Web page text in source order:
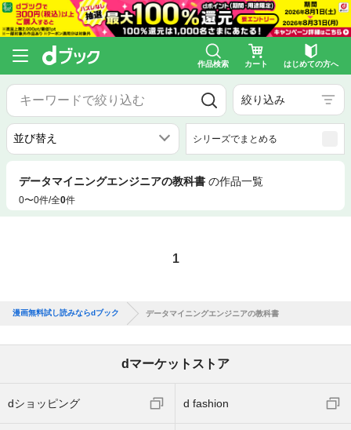
作品検索 カート はじめての方へ
絞り込み
シリーズでまとめる
データマイニングエンジニアの教科書 の作品一覧
0〜0件/全0件
1
漫画無料試し読みならdブック データマイニングエンジニアの教科書
dマーケットストア
dショッピング d fashion